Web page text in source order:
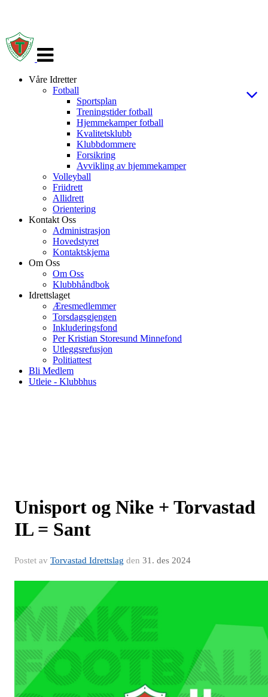
navigasjon
Våre Idretter
Fotball
Sportsplan
Treningstider fotball
Hjemmekamper fotball
Kvalitetsklubb
Klubbdommere
Forsikring
Avvikling av hjemmekamper
Volleyball
Friidrett
Allidrett
Orientering
Kontakt Oss
Administrasjon
Hovedstyret
Kontaktskjema
Om Oss
Om Oss
Klubbhåndbok
Idrettslaget
Æresmedlemmer
Torsdagsgjengen
Inkluderingsfond
Per Kristian Storesund Minnefond
Utleggsrefusjon
Politiattest
Bli Medlem
Utleie - Klubbhus
Unisport og Nike + Torvastad
IL = Sant
Postet av Torvastad Idrettslag den 31. des 2024